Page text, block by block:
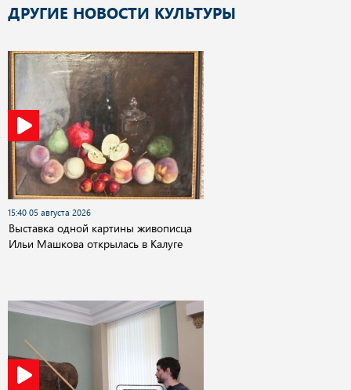
ДРУГИЕ НОВОСТИ КУЛЬТУРЫ
15:40 05 августа 2026
Выставка одной картины живописца
Ильи Машкова открылась в Калуге